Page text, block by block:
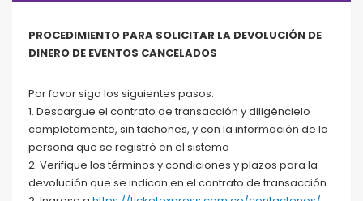
PROCEDIMIENTO PARA SOLICITAR LA DEVOLUCIÓN DE
DINERO DE EVENTOS CANCELADOS
Por favor siga los siguientes pasos:
1. Descargue el contrato de transacción y diligéncielo
completamente, sin tachones, y con la información de la
persona que se registró en el sistema
2. Verifique los términos y condiciones y plazos para la
devolución que se indican en el contrato de transacción